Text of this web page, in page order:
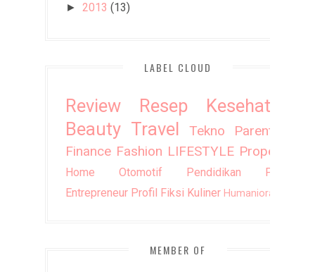
► 2013 (13)
LABEL CLOUD
Review Resep
Kesehatan
Beauty Travel Tekno
Parenting
Finance Fashion LIFESTYLE Property
Home Otomotif Pendidikan
Puisi
Entrepreneur Profil Fiksi Kuliner Humaniora
MEMBER OF